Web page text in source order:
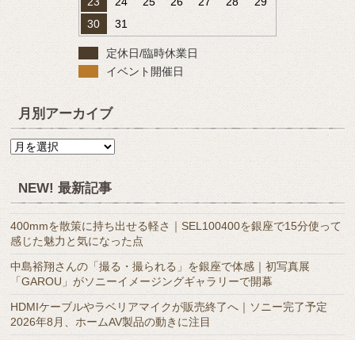
30
31
定休日/臨時休業日
イベント開催日
月別アーカイブ
月
ー
カ
イ
ブ
NEW! 最新記事
400mmを散策に持ち出せる軽さ｜SEL100400を銀座で15分使って
感じた魅力と気になった点
中島裕翔さんの「撮る・撮られる」を銀座で体感｜初写真展
「GAROU」がソニーイメージングギャラリーで開幕
HDMIケーブルやラベリアマイクが販売終了へ｜ソニー完了予定
2026年8月、ホームAV製品の動きに注目